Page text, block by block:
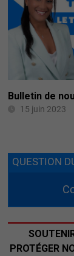
Bulletin de
15 juin 2023
QUESTION
PROTÉGER